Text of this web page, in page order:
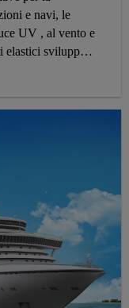
e navi, le
UV , al vento e
elastici sviluppati